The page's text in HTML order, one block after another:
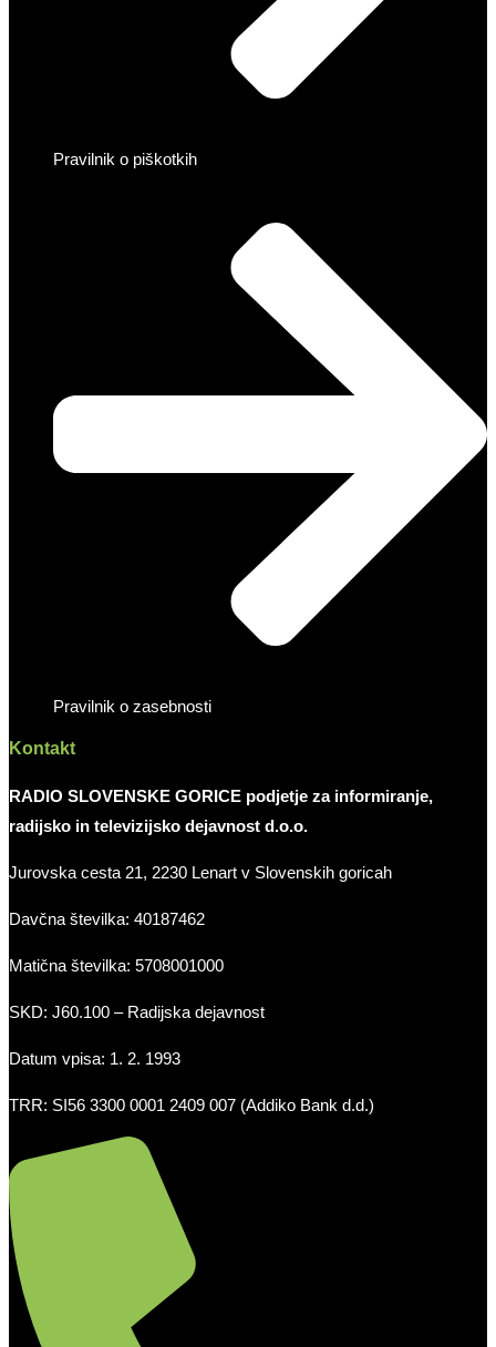
Pravilnik o piškotkih
Pravilnik o zasebnosti
Kontakt
RADIO SLOVENSKE GORICE podjetje za informiranje,
radijsko in televizijsko dejavnost d.o.o.
Jurovska cesta 21, 2230 Lenart v Slovenskih goricah
Davčna številka: 40187462
Matična številka: 5708001000
SKD: J60.100 – Radijska dejavnost
Datum vpisa: 1. 2. 1993
TRR: SI56 3300 0001 2409 007 (Addiko Bank d.d.)